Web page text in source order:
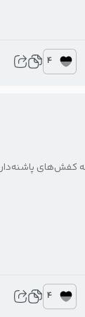
4
4